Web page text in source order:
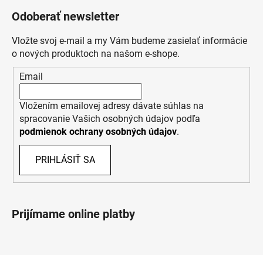
Odoberať newsletter
Vložte svoj e-mail a my Vám budeme zasielať informácie
o nových produktoch na našom e-shope.
Email
Vložením emailovej adresy dávate súhlas na
spracovanie Vašich osobných údajov podľa
podmienok ochrany osobných údajov.
PRIHLÁSIŤ SA
Prijímame online platby